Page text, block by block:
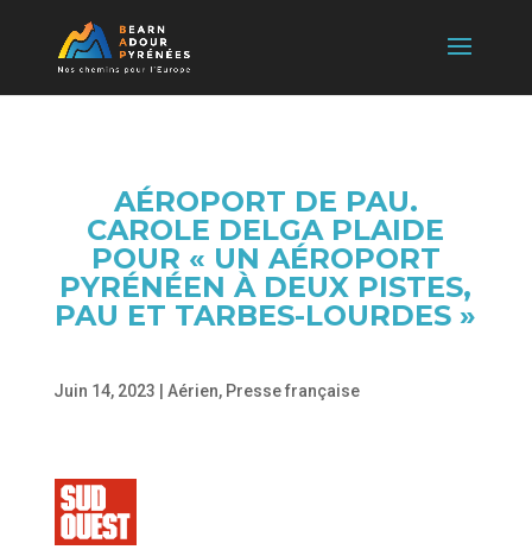
AÉROPORT DE PAU.
CAROLE DELGA PLAIDE
POUR « UN AÉROPORT
PYRÉNÉEN À DEUX PISTES,
PAU ET TARBES-LOURDES »
Juin 14, 2023 Aérien, Presse française